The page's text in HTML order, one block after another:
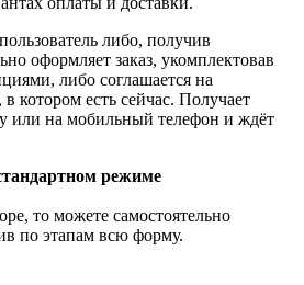
либо, получив
оформляет заказ, укомплектовав
либо соглашается на
котором есть сейчас. Получает
или на мобильный телефон и ждёт
режиме
то можете самостоятельно
по этапам всю форму.